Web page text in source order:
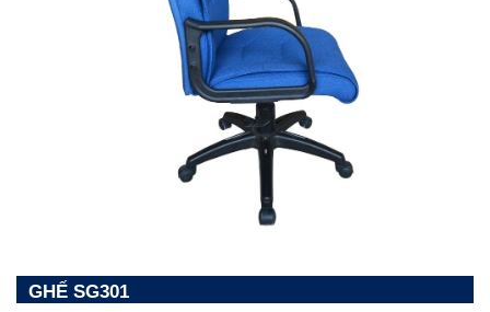
GHẾ SG301